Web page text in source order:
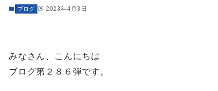
ブログ 2023年4月3日
みなさん、こんにちは
ブログ第２８６弾です。